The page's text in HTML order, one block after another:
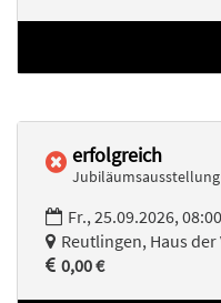
erfolgreich
Fr., 25.09.2026,
Reutlingen, Haus
0,00 €